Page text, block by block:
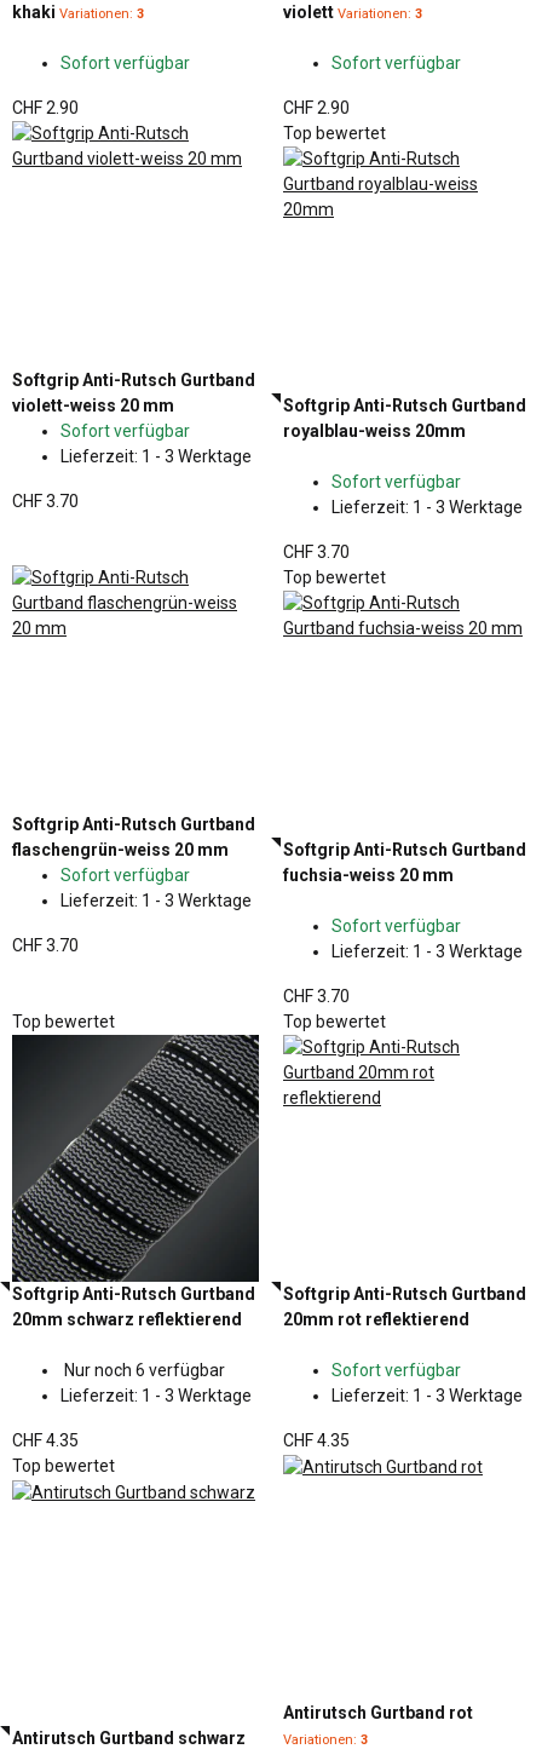
khaki Variationen: 3
Sofort verfügbar
CHF 2.90
violett Variationen: 3
Sofort verfügbar
CHF 2.90
Softgrip Anti-Rutsch Gurtband
violett-weiss 20 mm
Sofort verfügbar
Lieferzeit: 1 - 3 Werktage
CHF 3.70
Top bewertet
Softgrip Anti-Rutsch Gurtband
royalblau-weiss 20mm
Sofort verfügbar
Lieferzeit: 1 - 3 Werktage
CHF 3.70
Softgrip Anti-Rutsch Gurtband
flaschengrün-weiss 20 mm
Sofort verfügbar
Lieferzeit: 1 - 3 Werktage
CHF 3.70
Top bewertet
Softgrip Anti-Rutsch Gurtband
fuchsia-weiss 20 mm
Sofort verfügbar
Lieferzeit: 1 - 3 Werktage
CHF 3.70
Top bewertet
Softgrip Anti-Rutsch Gurtband
20mm schwarz reflektierend
Nur noch 6 verfügbar
Lieferzeit: 1 - 3 Werktage
CHF 4.35
Top bewertet
Softgrip Anti-Rutsch Gurtband
20mm rot reflektierend
Sofort verfügbar
Lieferzeit: 1 - 3 Werktage
CHF 4.35
Top bewertet
Antirutsch Gurtband schwarz
Antirutsch Gurtband rot
Variationen: 3